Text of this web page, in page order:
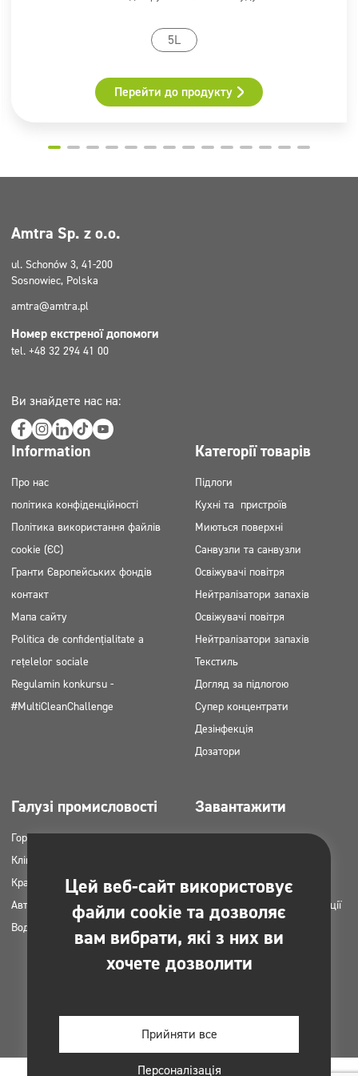
5L
Перейти до продукту
Amtra Sp. z o.o.
ul. Schonów 3, 41-200
Sosnowiec, Polska
amtra@amtra.pl
Номер екстреної допомоги
tel. +48 32 294 41 00
Ви знайдете нас на:
Information
Про нас
політика конфіденційності
Політика використання файлів
cookie (ЄС)
Гранти Європейських фондів
контакт
Мапа сайту
Politica de confidențialitate a
rețelelor sociale
Regulamin konkursu -
#MultiCleanChallenge
Категорії товарів
Підлоги
Кухні та пристроїв
Миються поверхні
Санвузли та санвузли
Освіжувачі повітря
Нейтралізатори запахів
Освіжувачі повітря
Нейтралізатори запахів
Текстиль
Догляд за підлогою
Супер концентрати
Дезінфекція
Дозатори
Галузі промисловості
Горець
Клінінгові компанії
Краса
Автомийки
Вода пральні
Завантажити
Каталоги продукції
Інструкція НАССР
Плани застосування продукції
Clinex
Фотографії для друку
Цей веб-сайт використовує
файли cookie та дозволяє
вам вибрати, які з них ви
хочете дозволити
Прийняти все
Персоналізація